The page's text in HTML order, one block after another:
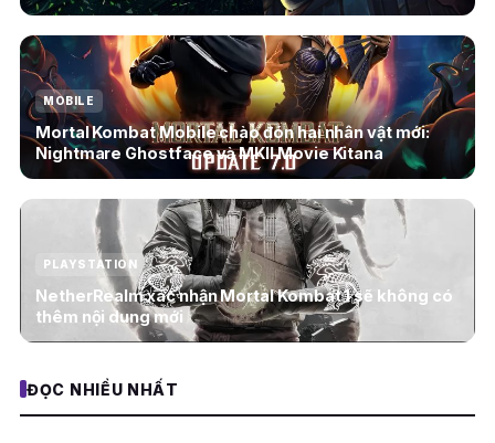
MOBILE
Mortal Kombat Mobile chào đón hai nhân vật mới:
Nightmare Ghostface và MKII Movie Kitana
PLAYSTATION
NetherRealm xác nhận Mortal Kombat 1 sẽ không có
thêm nội dung mới
ĐỌC NHIỀU NHẤT